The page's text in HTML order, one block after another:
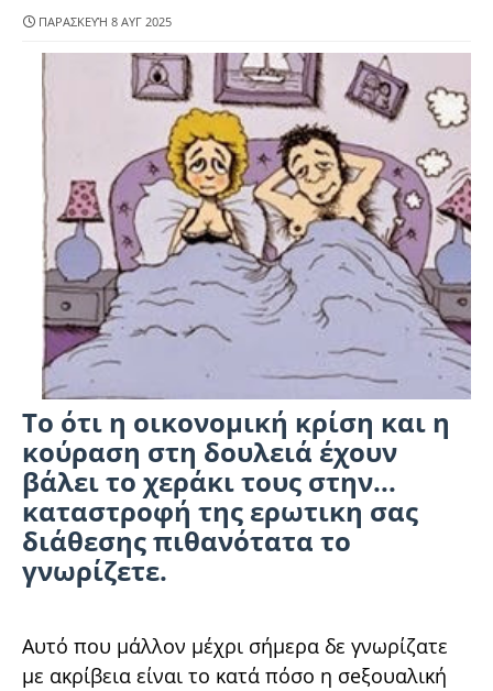
ΠΑΡΑΣΚΕΥΉ 8 ΑΥΓ 2025
Το ότι η οικονομική κρίση και η
κούραση στη δουλειά έχουν
βάλει το χεράκι τους στην...
καταστροφή της ερωτικη σας
διάθεσης πιθανότατα το
γνωρίζετε.
Αυτό που μάλλον μέχρι σήμερα δε γνωρίζατε
με ακρίβεια είναι το κατά πόσο η σeξουαλική